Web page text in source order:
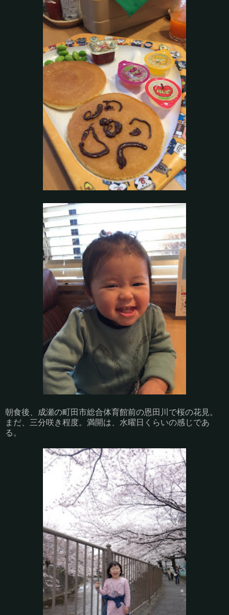
朝食後、成瀬の町田市総合体育館前の恩田川で桜の花見。
まだ、三分咲き程度。満開は、水曜日くらいの感じであ
る。